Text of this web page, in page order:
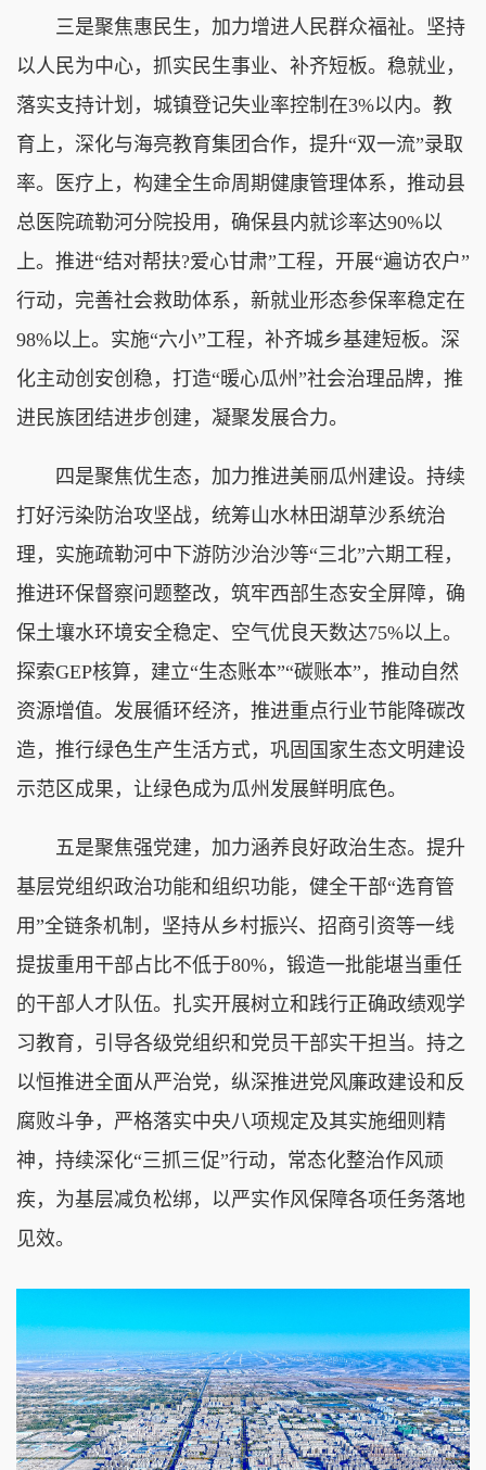
三是聚焦惠民生，加力增进人民群众福祉。坚持
以人民为中心，抓实民生事业、补齐短板。稳就业，
落实支持计划，城镇登记失业率控制在3%以内。教
育上，深化与海亮教育集团合作，提升“双一流”录取
率。医疗上，构建全生命周期健康管理体系，推动县
总医院疏勒河分院投用，确保县内就诊率达90%以
上。推进“结对帮扶?爱心甘肃”工程，开展“遍访农户”
行动，完善社会救助体系，新就业形态参保率稳定在
98%以上。实施“六小”工程，补齐城乡基建短板。深
化主动创安创稳，打造“暖心瓜州”社会治理品牌，推
进民族团结进步创建，凝聚发展合力。
四是聚焦优生态，加力推进美丽瓜州建设。持续
打好污染防治攻坚战，统筹山水林田湖草沙系统治
理，实施疏勒河中下游防沙治沙等“三北”六期工程，
推进环保督察问题整改，筑牢西部生态安全屏障，确
保土壤水环境安全稳定、空气优良天数达75%以上。
探索GEP核算，建立“生态账本”“碳账本”，推动自然
资源增值。发展循环经济，推进重点行业节能降碳改
造，推行绿色生产生活方式，巩固国家生态文明建设
示范区成果，让绿色成为瓜州发展鲜明底色。
五是聚焦强党建，加力涵养良好政治生态。提升
基层党组织政治功能和组织功能，健全干部“选育管
用”全链条机制，坚持从乡村振兴、招商引资等一线
提拔重用干部占比不低于80%，锻造一批能堪当重任
的干部人才队伍。扎实开展树立和践行正确政绩观学
习教育，引导各级党组织和党员干部实干担当。持之
以恒推进全面从严治党，纵深推进党风廉政建设和反
腐败斗争，严格落实中央八项规定及其实施细则精
神，持续深化“三抓三促”行动，常态化整治作风顽
疾，为基层减负松绑，以严实作风保障各项任务落地
见效。